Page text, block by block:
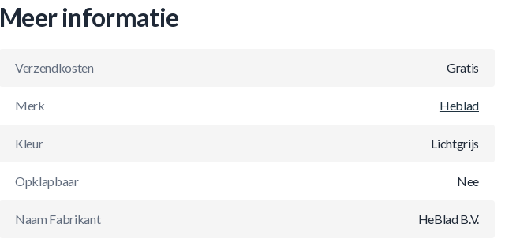
Meer informatie
Verzendkosten Gratis
Merk Heblad
Kleur Lichtgrijs
Opklapbaar Nee
Naam Fabrikant HeBlad B.V.